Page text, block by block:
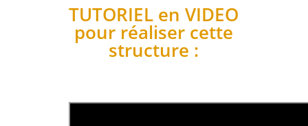
TUTORIEL en VIDEO
pour réaliser cette
structure :